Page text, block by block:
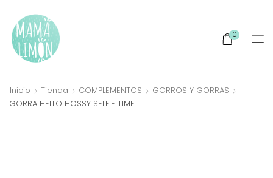
0
Inicio Tienda COMPLEMENTOS
GORROS Y GORRAS
GORRA HELLO HOSSY SELFIE TIME